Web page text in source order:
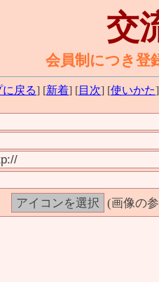
交
会員制につき登
に戻る] [新着] [目次] [使いかた
(画像の